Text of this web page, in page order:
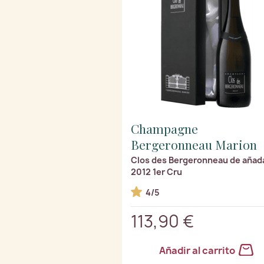
Champagne
Bergeronneau Marion
Clos des Bergeronneau de
2012 1er Cru
4/5
113,90 €
Añadir al carrito